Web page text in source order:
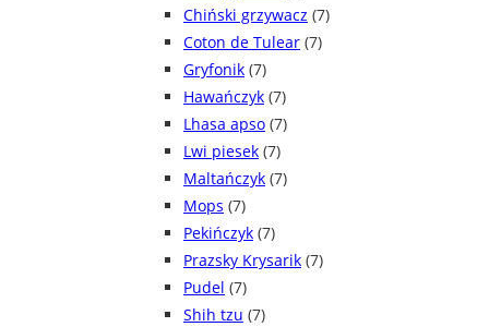
Chiński grzywacz (7)
Coton de Tulear (7)
Gryfonik (7)
Hawańczyk (7)
Lhasa apso (7)
Lwi piesek (7)
Maltańczyk (7)
Mops (7)
Pekińczyk (7)
Prazsky Krysarik (7)
Pudel (7)
Shih tzu (7)